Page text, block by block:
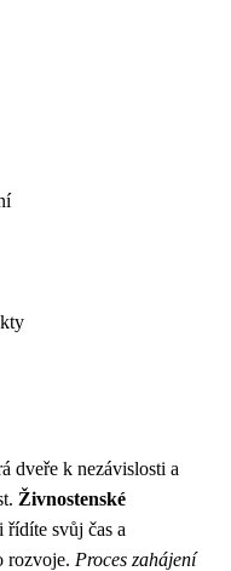
dveře k nezávislosti a
Živnostenské
svůj čas a
rozvoje. Proces zahájení